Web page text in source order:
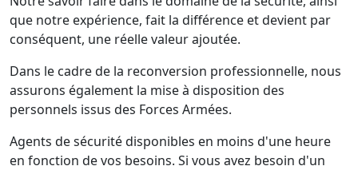
que notre expérience, fait la différence et devient par
conséquent, une réelle valeur ajoutée.
Dans le cadre de la reconversion professionnelle, nous
assurons également la mise à disposition des
personnels issus des Forces Armées.
Agents de sécurité disponibles en moins d'une heure
en fonction de vos besoins. Si vous avez besoin d'un